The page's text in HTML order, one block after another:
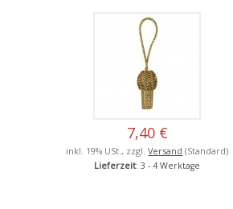
7,40 €
inkl. 19% USt., zzgl.Versand (Standard)
Lieferzeit: 3 - 4 Werktage